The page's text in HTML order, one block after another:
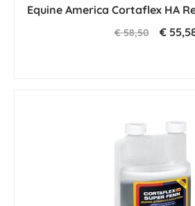
rating
Equine America Cortaflex HA
€ 58,50 €